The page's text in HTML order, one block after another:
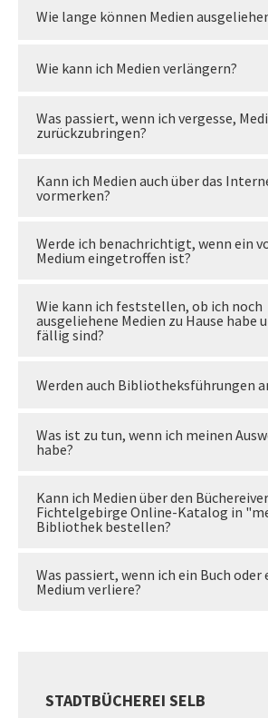
Wie lange können Medien
Wie kann ich Medien verlängern?
Was passiert, wenn ich vergesse,
zurückzubringen?
Kann ich Medien auch über das
vormerken?
Werde ich benachrichtigt, wenn ein
Medium eingetroffen ist?
Wie kann ich feststellen, ob ich noch
ausgeliehene Medien zu Hause habe
fällig sind?
Werden auch Bibliotheksführungen
Was ist zu tun, wenn ich meinen
habe?
Kann ich Medien über den
Fichtelgebirge Online-Katalog in
Bibliothek bestellen?
Was passiert, wenn ich ein Buch oder
Medium verliere?
STADTBÜCHEREI SELB